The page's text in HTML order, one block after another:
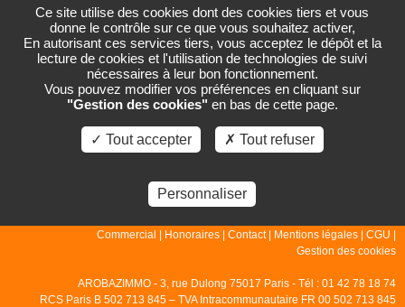
PAGE NON TROUVÉE
La page que vous demandez n'existe pas.
Commercial | Honoraires | Contact| Mentions légales | CGU |
Gestion des cookies
AROBAZIMMO - 3, rue Dulong 75017 Paris - Tél : 01 42 78 18 74
RCS Paris B 502 713 845 – TVA Intracommunautaire FR 00 502 713 845
Ce site utilise des cookies dont des cookies tiers et vous
donne le contrôle sur ce que vous souhaitez activer,
En autorisant ces services tiers, vous acceptez le dépôt et la
lecture de cookies et l'utilisation de technologies de suivi
nécessaires à leur bon fonctionnement.
Vous pouvez modifier vos préférences en cliquant sur
"Gestion des cookies" en bas de cette page.
✓ Tout accepter ✗ Tout refuser
Personnaliser